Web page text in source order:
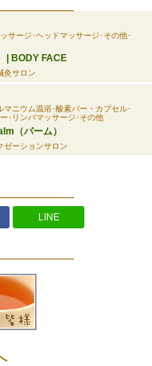
サージ･ヘッドマッサージ･その他･
| BODY FACE
灸サロン
ニウム温浴･酸素バー・カプセル･
･リンパマッサージ･その他
（パーム）
ゼーションサロン
LINE